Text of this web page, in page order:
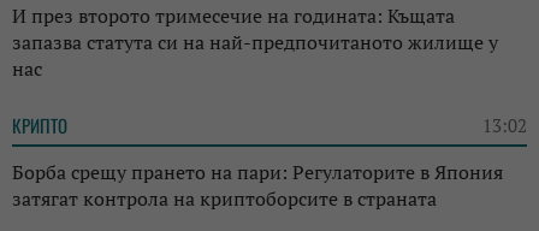
И през второто тримесечие на годината: Къщата
запазва статута си на най-предпочитаното жилище у
нас
КРИПТО 13:02
Борба срещу прането на пари: Регулаторите в Япония
затягат контрола на криптоборсите в страната